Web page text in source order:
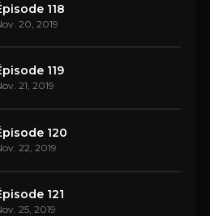
118
20, 2019
119
21, 2019
120
22, 2019
121
25, 2019